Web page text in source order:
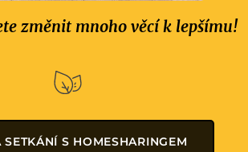
změnit mnoho věcí k lepšímu!
SETKÁNÍ S HOMESHARINGEM